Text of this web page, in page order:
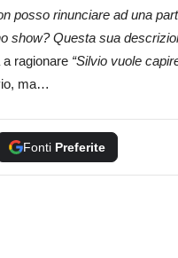
posso rinunciare ad una
show? Questa sua
ragionare “Silvio vuole
ma…
Fonti Preferite